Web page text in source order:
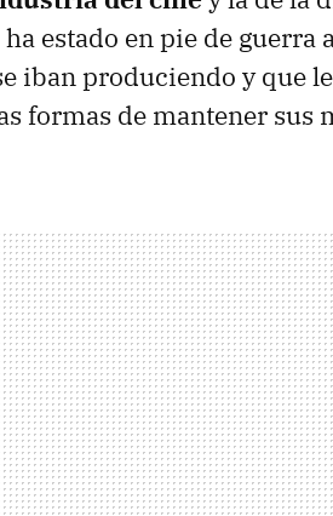
estado en pie de guerra
iban produciendo y que
formas de mantener sus